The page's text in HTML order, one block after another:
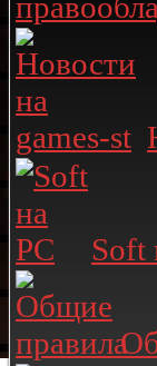
Soft